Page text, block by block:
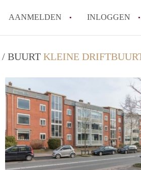
AANMELDEN INLOGGEN
BUURT KLEINE